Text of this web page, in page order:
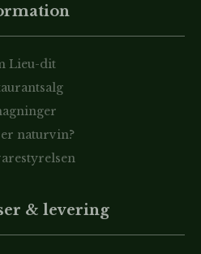
Lieu-dit
naturvin?
& levering